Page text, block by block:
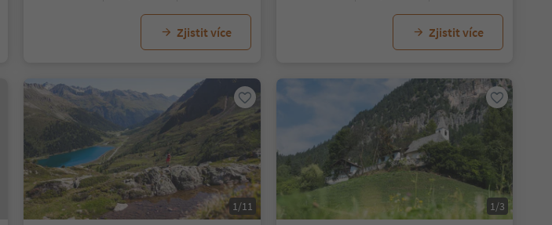
Zjistit více Zjistit více
1/11 1/3